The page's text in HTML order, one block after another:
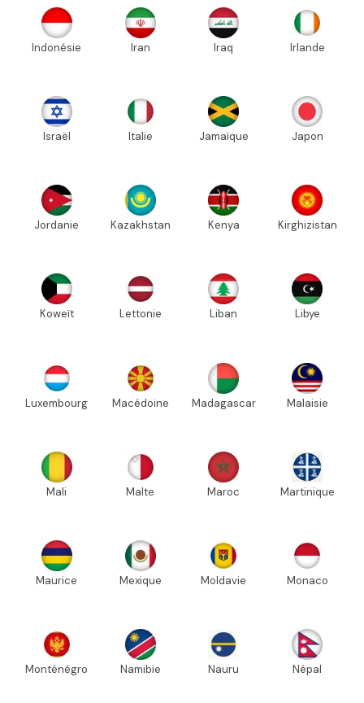
Indonésie Iran Iraq Irlande
Israël Italie Jamaïque Japon
Jordanie Kazakhstan Kenya Kirghizistan
Koweït Lettonie Liban Libye
Luxembourg Macédoine Madagascar Malaisie
Mali Malte Maroc Martinique
Maurice Mexique Moldavie Monaco
Monténégro Namibie Nauru Népal